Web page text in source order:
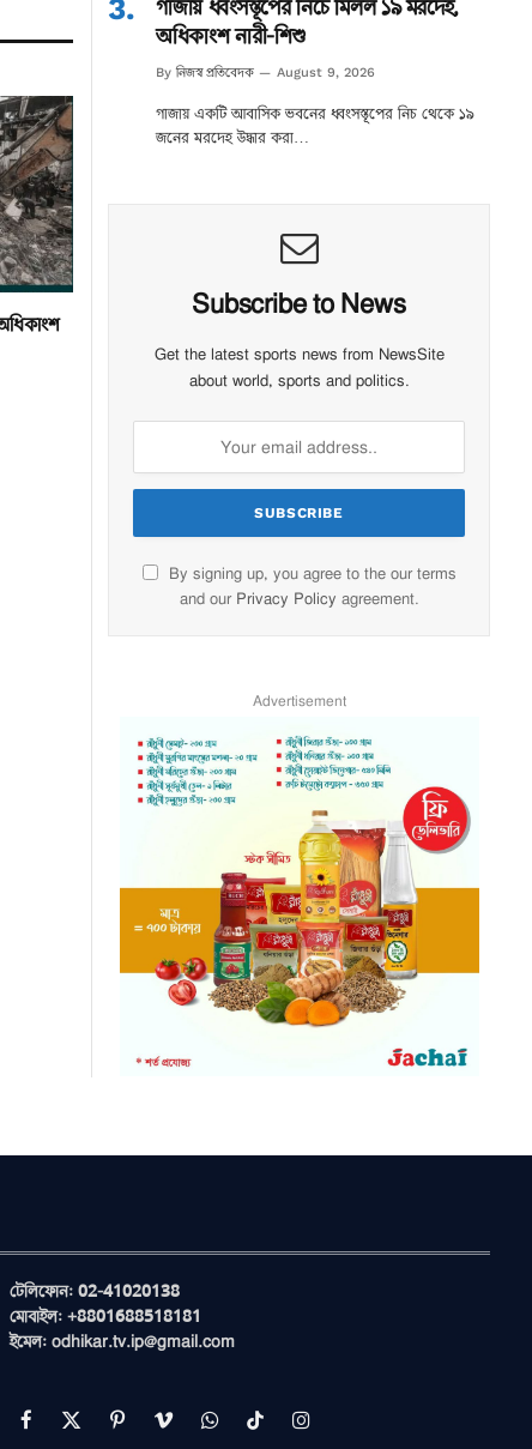
গাজায় ধ্বংসস্তূপের নিচে মিলল ১৯ মরদেহ,
অধিকাংশ নারী-শিশু
By নিজস্ব প্রতিবেদক August 9, 2026
গাজায় একটি আবাসিক ভবনের ধ্বংসস্তূপের নিচ থেকে ১৯
জনের মরদেহ উদ্ধার করা…
Subscribe to News
Get the latest sports news from NewsSite
about world, sports and politics.
By signing up, you agree to the our terms
and our Privacy Policy agreement.
Advertisement
টেলিফোন: 02-41020138
মোবাইল: +8801688518181
ইমেল: odhikar.tv.ip@gmail.com
Facebook
X
PinterestVimeoWhatsAppTikTokInstagram